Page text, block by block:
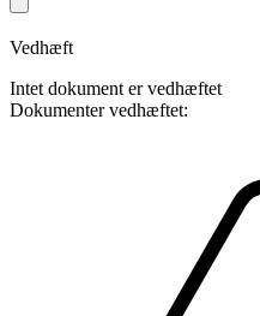
Vedhæft
Intet dokument er vedhæftet
Dokumenter vedhæftet: